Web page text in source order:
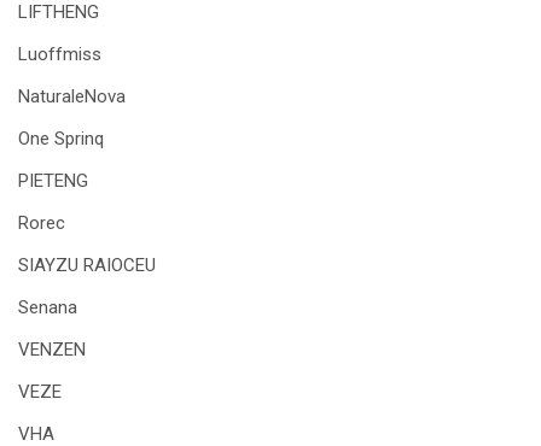
LIFTHENG
Luoffmiss
NaturaleNova
One Sprinq
PIETENG
Rorec
SIAYZU RAIOCEU
Senana
VENZEN
VEZE
VHA